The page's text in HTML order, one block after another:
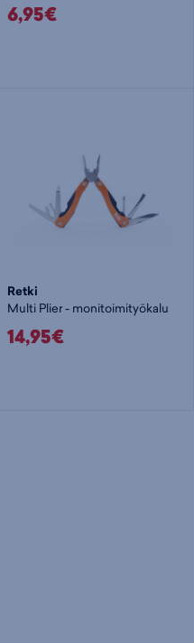
6,95€
Retki
Multi Plier - monitoimityökalu
14,95€